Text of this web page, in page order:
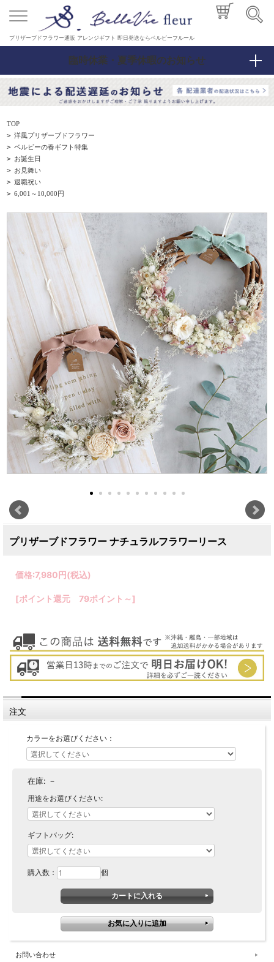
プリザーブドフラワー通販 アレンジギフト 即日発送ならベルビーフルール
臨時休業・夏季休暇のお知らせ
TOP
> 洋風プリザーブドフラワー
> ベルビーの春ギフト特集
> お誕生日
> お見舞い
> 退職祝い
> 6,001～10,000円
プリザーブドフラワー ナチュラルフラワーリース
価格:7,980円(税込)
[ポイント還元 79ポイント～]
注文
カラーをお選びください：
在庫: －
用途をお選びください:
ギフトバッグ:
購入数： 個
お問い合わせ